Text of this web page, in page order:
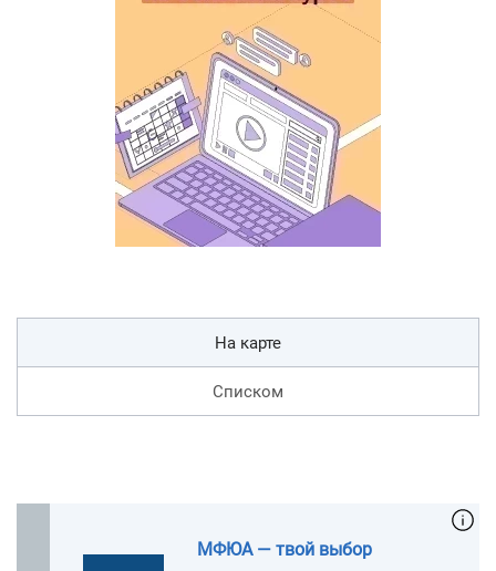
На карте
Списком
МФЮА — твой выбор